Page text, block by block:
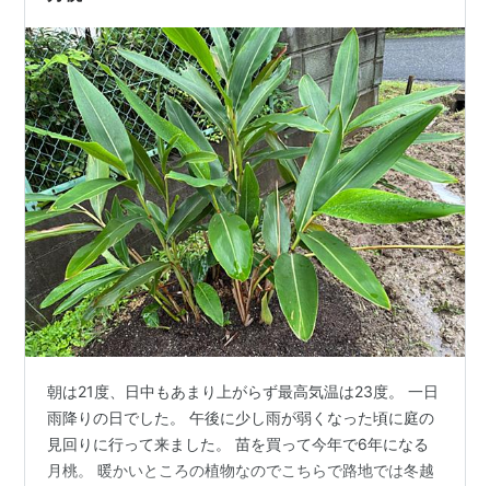
朝は21度、日中もあまり上がらず最高気温は23度。 一日
雨降りの日でした。 午後に少し雨が弱くなった頃に庭の
見回りに行って来ました。 苗を買って今年で6年になる
月桃。 暖かいところの植物なのでこちらで路地では冬越